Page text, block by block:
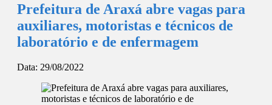
Prefeitura de Araxá abre vagas para
auxiliares, motoristas e técnicos de
laboratório e de enfermagem
Data: 29/08/2022